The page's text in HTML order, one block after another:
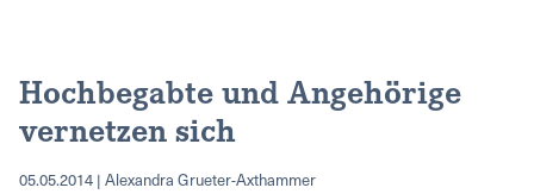
Hochbegabte und Angehörige
vernetzen sich
05.05.2014 | Alexandra Grueter-Axthammer